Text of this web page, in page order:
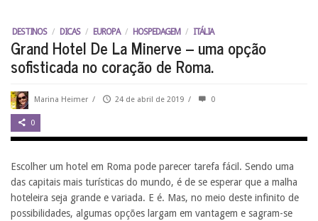
DESTINOS / DICAS / EUROPA / HOSPEDAGEM / ITÁLIA
Grand Hotel De La Minerve – uma opção
sofisticada no coração de Roma.
Marina Heimer / 24 de abril de 2019 / 0
0
Escolher um hotel em Roma pode parecer tarefa fácil. Sendo uma
das capitais mais turísticas do mundo, é de se esperar que a malha
hoteleira seja grande e variada. E é. Mas, no meio deste infinito de
possibilidades, algumas opções largam em vantagem e sagram-se